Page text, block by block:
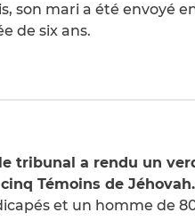
son mari a été envoyé
de six ans.
tribunal a rendu un
Témoins de Jéhovah.
et un homme de